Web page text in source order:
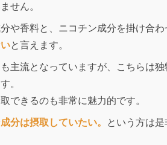
せん。
や香料と、ニコチン成分を掛け合わ
と言えます。
主流となっていますが、こちらは独
。
できるのも非常に魅力的です。
分は摂取していたい。
という方は